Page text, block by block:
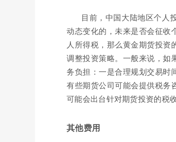
目前，中国大陆地区个人
动态变化的，未来是否会征收
人所得税，那么黄金期货投资
调整投资策略。一般来说，如
务负担：一是合理规划交易时
有些期货公司可能会提供税务
可能会出台针对期货投资的税
其他费用